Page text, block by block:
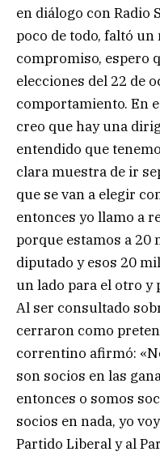
en diálogo con Radio
poco de todo, faltó
compromiso, espero
elecciones del 22 de
comportamiento. En
creo que hay una
entendido que
clara muestra de ir
que se van a elegir
entonces yo llamo a
porque estamos a 20
diputado y esos 20
un lado para el otro y
Al ser consultado
cerraron como
correntino afirmó:
son socios en las
entonces o somos
socios en nada, yo
Partido Liberal y al